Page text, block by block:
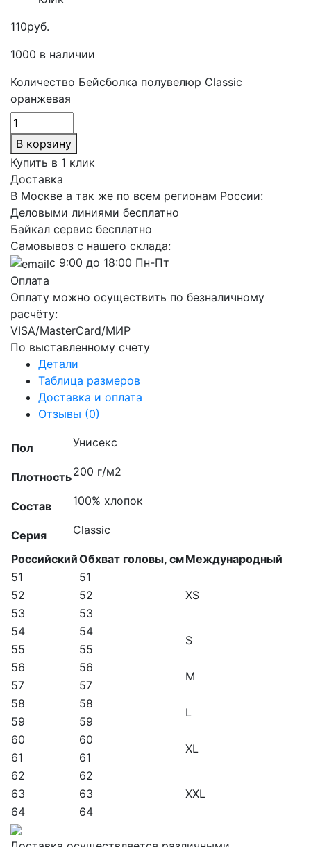
110руб.
1000 в наличии
Количество Бейсболка полувелюр Classic
оранжевая
В корзину
Купить в 1 клик
Доставка
В Москве а так же по всем регионам России:
Деловыми линиями бесплатно
Байкал сервис бесплатно
Самовывоз с нашего склада:
с 9:00 до 18:00 Пн-Пт
Оплата
Оплату можно осуществить по безналичному
расчёту:
VISA/MasterCard/МИР
По выставленному счету
Детали
Таблица размеров
Доставка и оплата
Отзывы (0)
Пол Унисекс
Плотность200 г/м2
Состав 100% хлопок
Серия Classic
РоссийскийОбхват головы, смМеждународный
51
51
XS
52
52
53
53
54
54
S
55
55
56
56
M
57
57
58
58
L
59
59
60
60
XL
61
61
62
62
XXL
63
63
64
64